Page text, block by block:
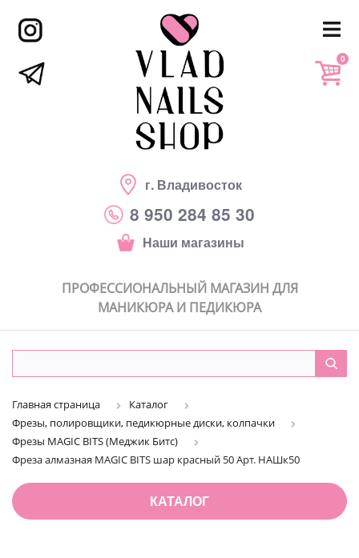
г. Владивосток
8 950 284 85 30
Наши магазины
0
ПРОФЕССИОНАЛЬНЫЙ МАГАЗИН ДЛЯ
МАНИКЮРА И ПЕДИКЮРА
Главная страница
Каталог
Фрезы, полировщики, педикюрные диски, колпачки
Фрезы MAGIC BITS (Меджик Битс)
Фреза алмазная MAGIC BITS шар красный 50 Арт. НАШк50
КАТАЛОГ